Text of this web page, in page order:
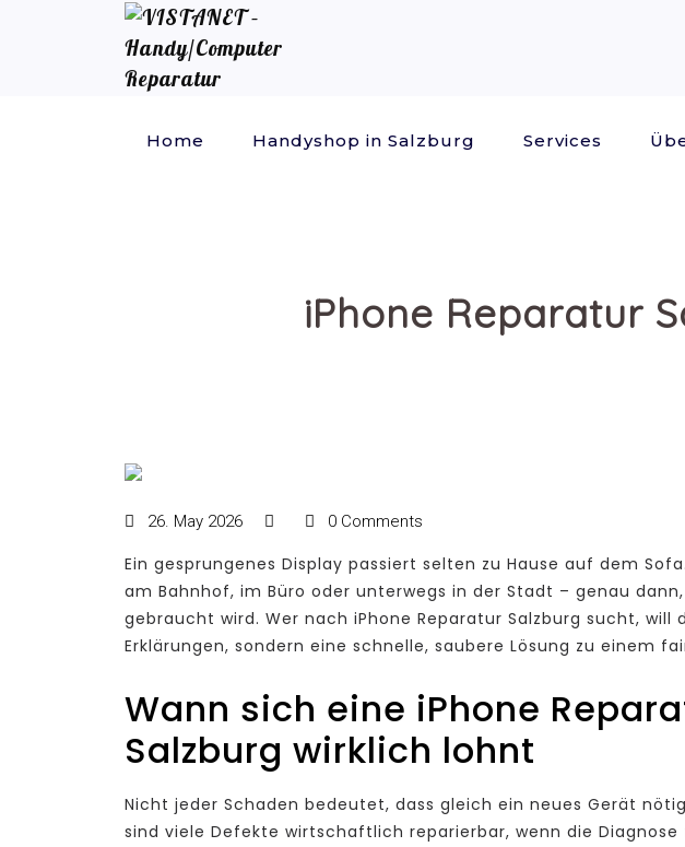
Home Handyshop in Salzburg Services
iPhone Reparatur
26. May 2026 0 Comments
Ein gesprungenes Display passiert selten zu Hause auf dem
am Bahnhof, im Büro oder unterwegs in der Stadt – genau
gebraucht wird. Wer nach iPhone Reparatur Salzburg sucht, will
Erklärungen, sondern eine schnelle, saubere Lösung zu einem
Wann sich eine iPhone
Salzburg wirklich lohnt
Nicht jeder Schaden bedeutet, dass gleich ein neues Gerät
sind viele Defekte wirtschaftlich reparierbar, wenn die